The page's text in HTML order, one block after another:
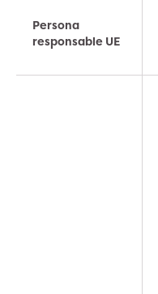
Persona
responsable UE